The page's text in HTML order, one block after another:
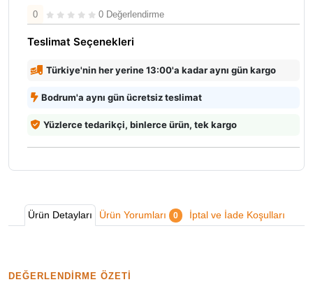
0 0 Değerlendirme
Teslimat Seçenekleri
Türkiye'nin her yerine 13:00'a kadar aynı gün kargo
Bodrum'a aynı gün ücretsiz teslimat
Yüzlerce tedarikçi, binlerce ürün, tek kargo
Ürün Detayları Ürün Yorumları 0 İptal ve İade Koşulları
DEĞERLENDIRME ÖZETI